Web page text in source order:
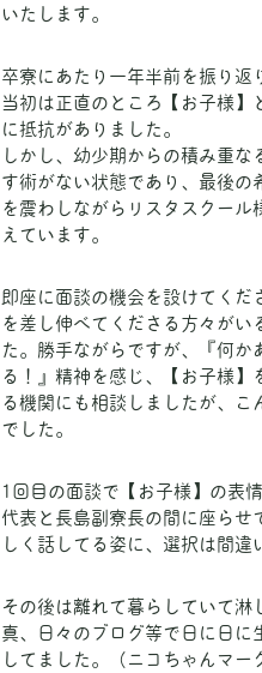
いたします。
卒寮にあたり一年半前を振り返
当初は正直のところ【お子様
に抵抗がありました。
しかし、幼少期からの積み重
す術がない状態であり、最後
を震わしながらリスタスクー
えています。
即座に面談の機会を設けてく
を差し伸べてくださる方々が
た。勝手ながらですが、『何
る！』精神を感じ、【お子様
る機関にも相談しましたが、
でした。
1回目の面談で【お子様】の表
代表と長島副寮長の間に座ら
しく話してる姿に、選択は間違
その後は離れて暮らしていて
真、日々のブログ等で日に日
してました。（ニコちゃんマ